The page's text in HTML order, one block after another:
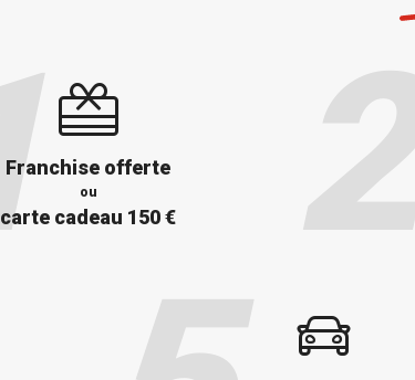
Franchise offerte
ou
carte cadeau 150 €